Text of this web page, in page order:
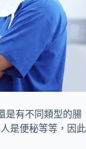
是有不同類型的腸
是便秘等等，因此